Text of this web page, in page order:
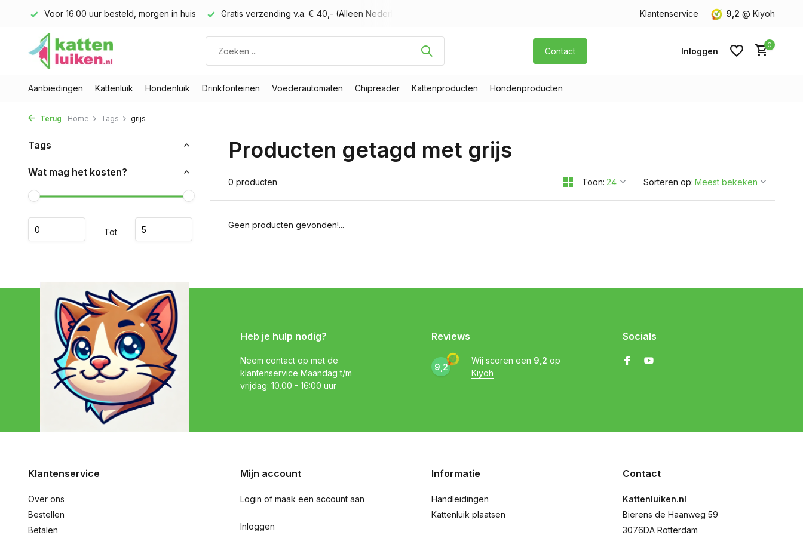
Voor 16.00 uur besteld, morgen in huis Gratis verzending v.a. € 40,- (Alleen Nederland) Gratis verzending v.a. € 40,- (Alleen Nederland)
Klantenservice 9,2 @ Kiyoh
Contact Inloggen
0
Aanbiedingen Kattenluik Hondenluik Drinkfonteinen Voederautomaten Chipreader Kattenproducten Hondenproducten
Terug Home Tags grijs
Tags
Wat mag het kosten?
Tot
Producten getagd met grijs
0 producten Toon: Sorteren op:
Geen producten gevonden!...
Heb je hulp nodig?
Neem contact op met de
klantenservice Maandag t/m
vrijdag: 10.00 - 16:00 uur
Reviews
9,2
Wij scoren een 9,2 op
Kiyoh
Socials
Klantenservice
Over ons
Bestellen
Betalen
Mijn account
Login of maak een account aan
Inloggen
Informatie
Handleidingen
Kattenluik plaatsen
Contact
Kattenluiken.nl
Bierens de Haanweg 59
3076DA Rotterdam